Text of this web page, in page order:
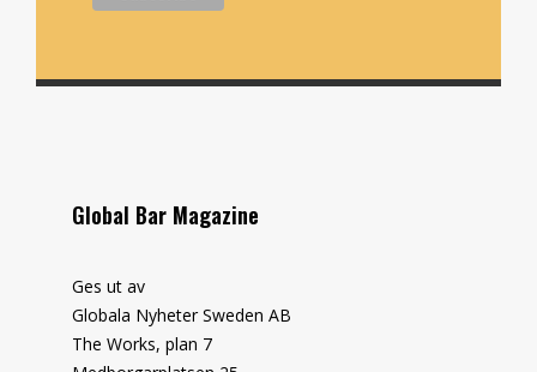
Global Bar Magazine
Ges ut av
Globala Nyheter Sweden AB
The Works, plan 7